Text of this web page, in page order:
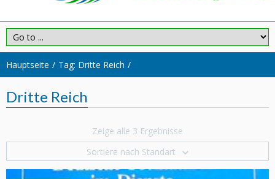
Hauptseite Tag: Dritte Reich
Dritte Reich
Zeige alle 3 Ergebnisse
Sortiere nach Standart